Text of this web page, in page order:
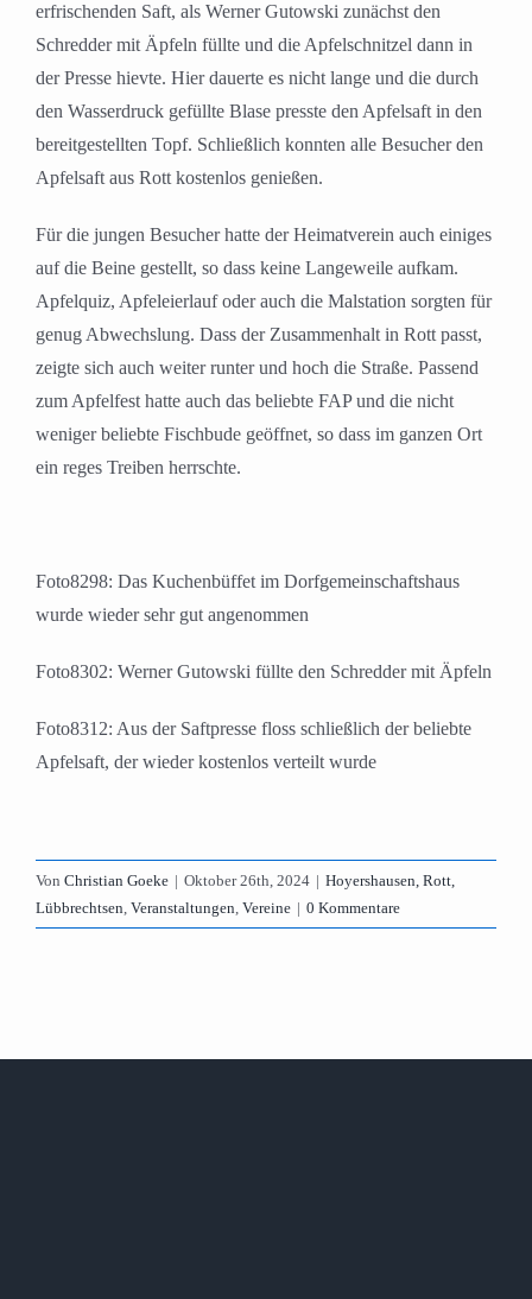
erfrischenden Saft, als Werner Gutowski zunächst den
Schredder mit Äpfeln füllte und die Apfelschnitzel dann in
der Presse hievte. Hier dauerte es nicht lange und die durch
den Wasserdruck gefüllte Blase presste den Apfelsaft in den
bereitgestellten Topf. Schließlich konnten alle Besucher den
Apfelsaft aus Rott kostenlos genießen.
Für die jungen Besucher hatte der Heimatverein auch einiges
auf die Beine gestellt, so dass keine Langeweile aufkam.
Apfelquiz, Apfeleierlauf oder auch die Malstation sorgten für
genug Abwechslung. Dass der Zusammenhalt in Rott passt,
zeigte sich auch weiter runter und hoch die Straße. Passend
zum Apfelfest hatte auch das beliebte FAP und die nicht
weniger beliebte Fischbude geöffnet, so dass im ganzen Ort
ein reges Treiben herrschte.
Foto8298: Das Kuchenbüffet im Dorfgemeinschaftshaus
wurde wieder sehr gut angenommen
Foto8302: Werner Gutowski füllte den Schredder mit Äpfeln
Foto8312: Aus der Saftpresse floss schließlich der beliebte
Apfelsaft, der wieder kostenlos verteilt wurde
Von Christian Goeke | Oktober 26th, 2024 | Hoyershausen, Rott,
Lübbrechtsen, Veranstaltungen, Vereine | 0 Kommentare